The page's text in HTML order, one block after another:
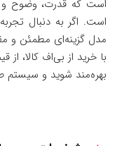
است که قدرت، وضوح و
است. اگر به دنبال
مدل گزینه‌ای مطمئن و
با خرید ازبی‌اف کالا، از
بهره‌مند شوید و سیستم